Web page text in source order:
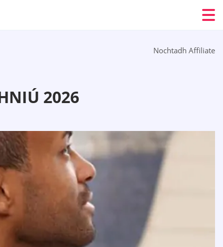
Nochtadh Affiliate
2026